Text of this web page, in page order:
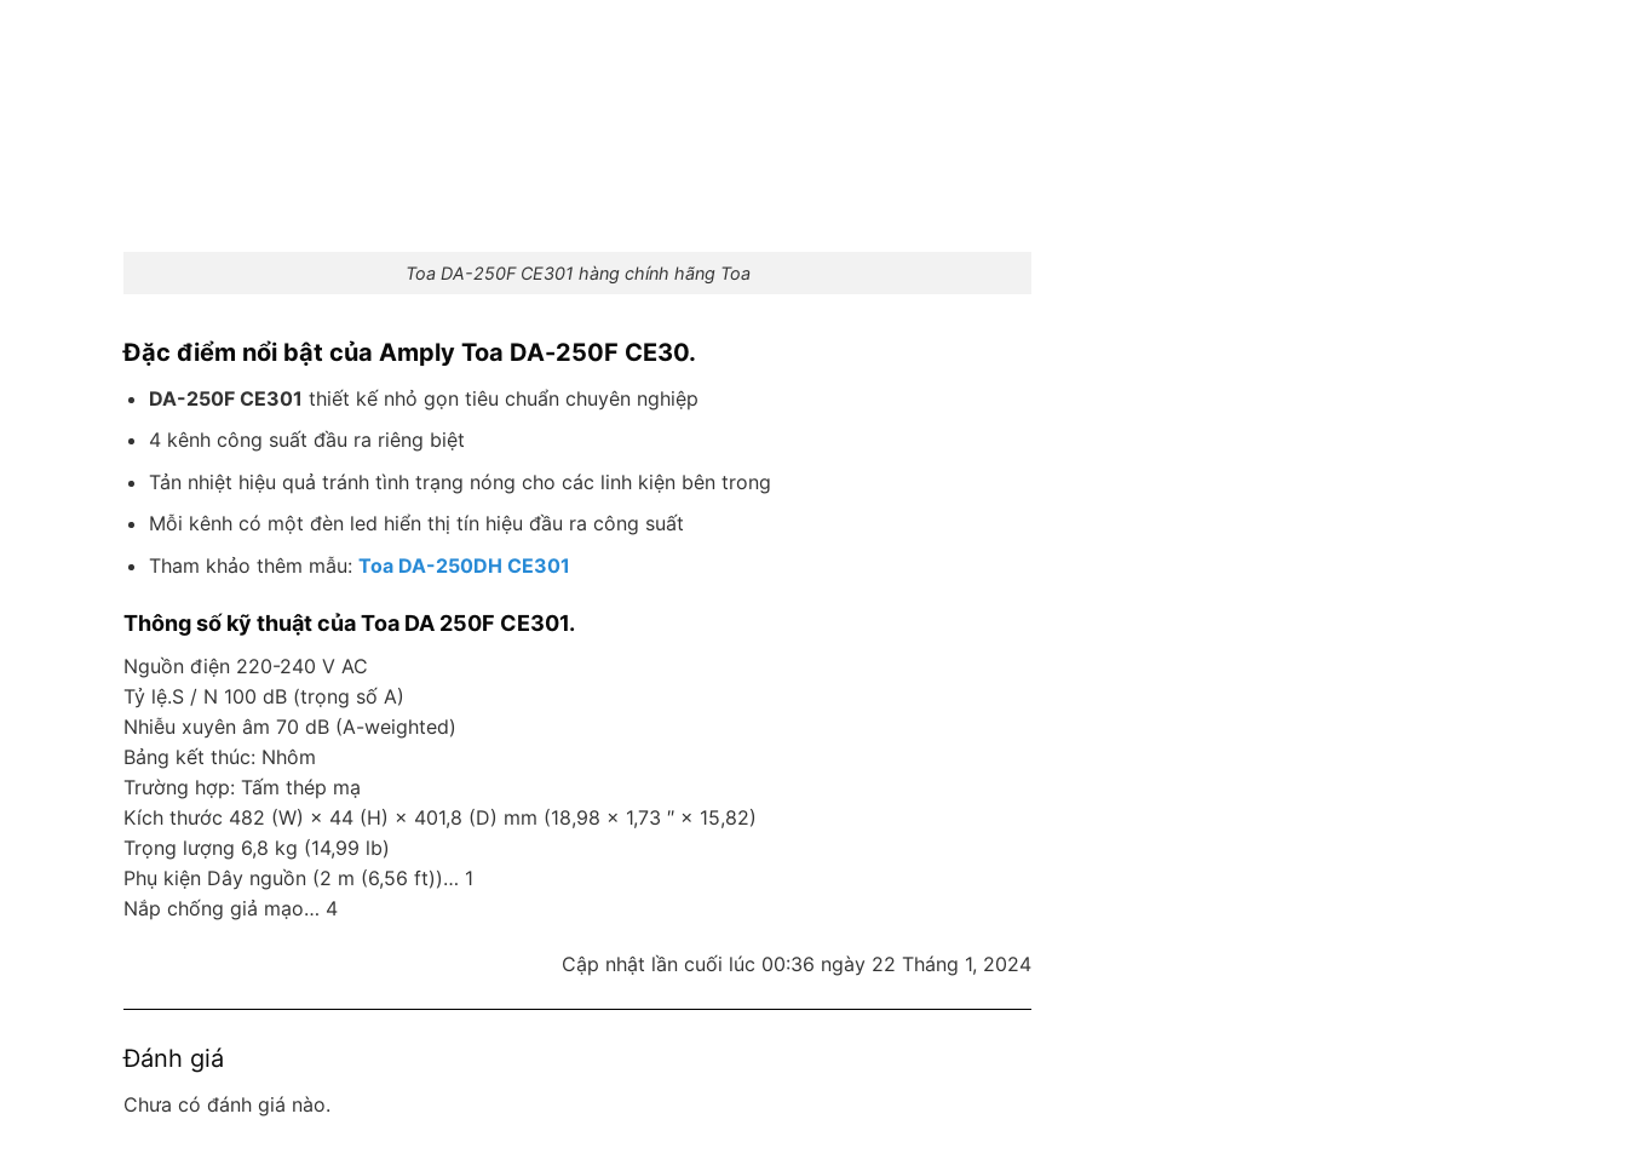
Toa DA-250F CE301 hàng chính hãng Toa
Đặc điểm nổi bật của Amply Toa DA-250F CE30.
DA-250F CE301 thiết kế nhỏ gọn tiêu chuẩn chuyên nghiệp
4 kênh công suất đầu ra riêng biệt
Tản nhiệt hiệu quả tránh tình trạng nóng cho các linh kiện bên trong
Mỗi kênh có một đèn led hiển thị tín hiệu đầu ra công suất
Tham khảo thêm mẫu: Toa DA-250DH CE301
Thông số kỹ thuật của Toa DA 250F CE301.
Nguồn điện 220-240 V AC
Tỷ lệ.S / N 100 dB (trọng số A)
Nhiễu xuyên âm 70 dB (A-weighted)
Bảng kết thúc: Nhôm
Trường hợp: Tấm thép mạ
Kích thước 482 (W) × 44 (H) × 401,8 (D) mm (18,98 × 1,73 ″ × 15,82)
Trọng lượng 6,8 kg (14,99 lb)
Phụ kiện Dây nguồn (2 m (6,56 ft))… 1
Nắp chống giả mạo… 4
Cập nhật lần cuối lúc 00:36 ngày 22 Tháng 1, 2024
Đánh giá
Chưa có đánh giá nào.